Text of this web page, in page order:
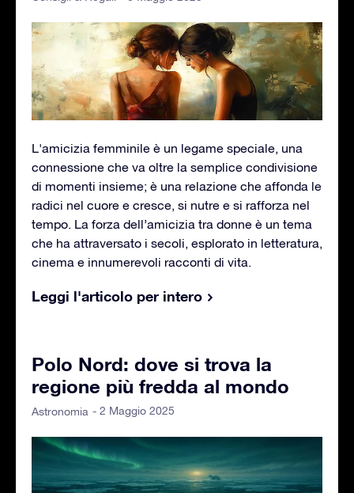
L'amicizia femminile è un legame speciale, una
connessione che va oltre la semplice condivisione
di momenti insieme; è una relazione che affonda le
radici nel cuore e cresce, si nutre e si rafforza nel
tempo. La forza dell’amicizia tra donne è un tema
che ha attraversato i secoli, esplorato in letteratura,
cinema e innumerevoli racconti di vita.
Leggi l'articolo per intero
Polo Nord: dove si trova la
regione più fredda al mondo
Astronomia - 2 Maggio 2025